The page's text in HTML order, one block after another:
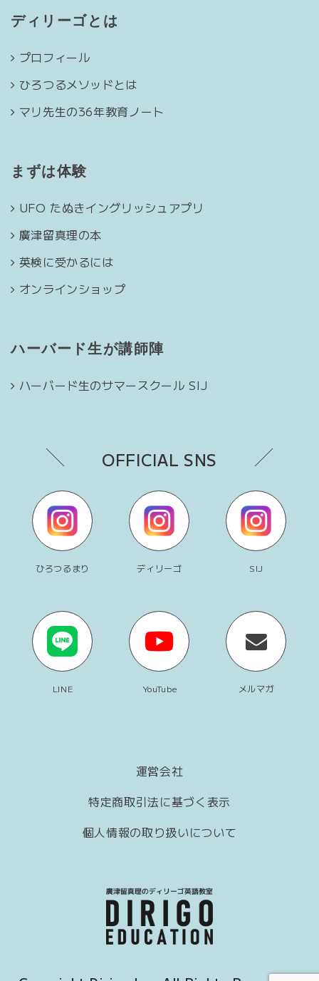
ディリーゴとは
プロフィール
ひろつるメソッドとは
マリ先生の36年教育ノート
まずは体験
UFO たぬきイングリッシュアプリ
廣津留真理の本
英検に受かるには
オンラインショップ
ハーバード生が講師陣
ハーバード生のサマースクール SIJ
OFFICIAL SNS
ひろつるまり ディリーゴ SIJ
LINE YouTube メルマガ
運営会社
特定商取引法に基づく表示
個人情報の取り扱いについて